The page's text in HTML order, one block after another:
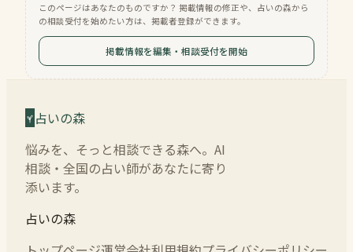
このページはあなたのものですか？ 掲載情報の修正や、占いの森から
の相談受付を始めたい方は、掲載者登録ができます。
掲載情報を編集・相談受付を開始
占いの森
悩みを、そっと相談できる森へ。AI
相談・全国の占い師があなたに寄り
添います。
占いの森